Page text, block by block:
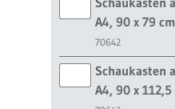
A4, 90 x 79 cm
70642
Schaukasten
A4, 90 x 112,5